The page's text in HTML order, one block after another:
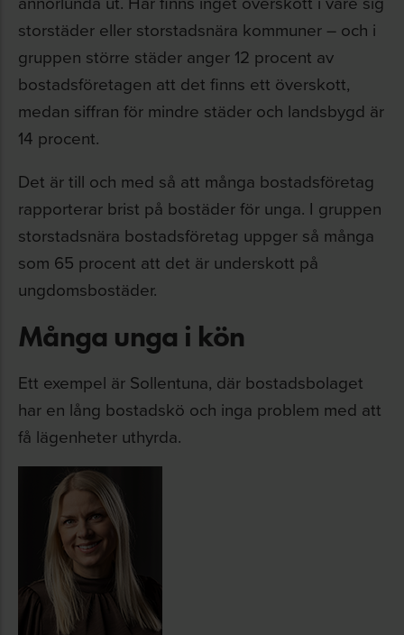
storstäder eller storstadsnära kommuner – och i
gruppen större städer anger 12 procent av
bostadsföretagen att det finns ett överskott,
medan siffran för mindre städer och landsbygd är
14 procent.
Det är till och med så att många bostadsföretag
rapporterar brist på bostäder för unga. I gruppen
storstadsnära bostadsföretag uppger så många
som 65 procent att det är underskott på
ungdomsbostäder.
Många unga i kön
Ett exempel är Sollentuna, där bostadsbolaget
har en lång bostadskö och inga problem med att
få lägenheter uthyrda.